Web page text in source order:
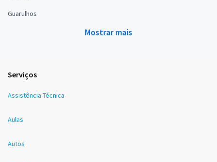
Guarulhos
Mostrar mais
Serviços
Assistência Técnica
Aulas
Autos